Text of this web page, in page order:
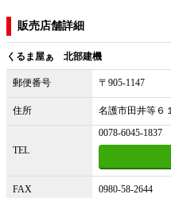
販売店舗詳細
くるま屋ぁ 北部建機
郵便番号 〒905-1147
住所 名護市田井等６
TEL
0078-6045-1837
FAX 0980-58-2644